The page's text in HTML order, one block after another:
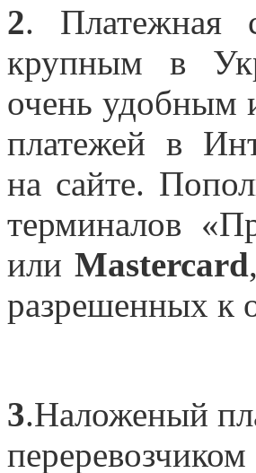
2. Платежная
крупным в
очень удобным
платежей в
на сайте.
терминалов
илиMastercard
разрешенных к
3.Наложеный
переревозчиком